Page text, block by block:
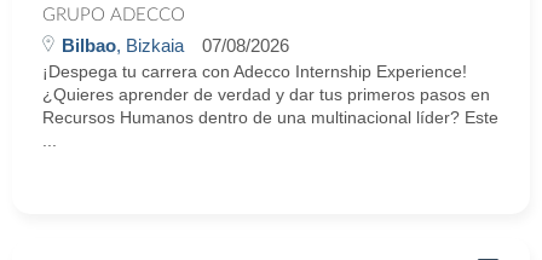
GRUPO ADECCO
Bilbao, Bizkaia 07/08/2026
¡Despega tu carrera con Adecco Internship Experience!
¿Quieres aprender de verdad y dar tus primeros pasos en
Recursos Humanos dentro de una multinacional líder? Este